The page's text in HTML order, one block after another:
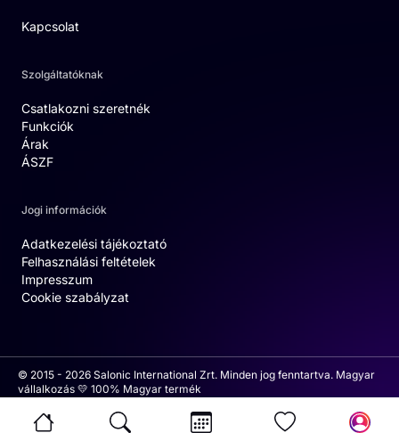
Kapcsolat
Szolgáltatóknak
Csatlakozni szeretnék
Funkciók
Árak
ÁSZF
Jogi információk
Adatkezelési tájékoztató
Felhasználási feltételek
Impresszum
Cookie szabályzat
© 2015 - 2026 Salonic International Zrt. Minden jog fenntartva. Magyar
vállalkozás 💛 100% Magyar termék